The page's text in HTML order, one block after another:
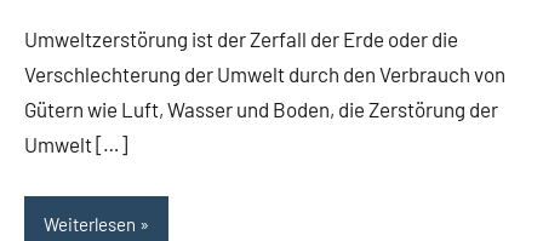
Umweltzerstörung ist der Zerfall der Erde oder die
Verschlechterung der Umwelt durch den Verbrauch von
Gütern wie Luft, Wasser und Boden, die Zerstörung der
Umwelt […]
Weiterlesen